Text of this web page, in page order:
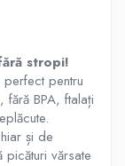
stropi!
pentru
, fără BPA, ftalați
și de
vărsate